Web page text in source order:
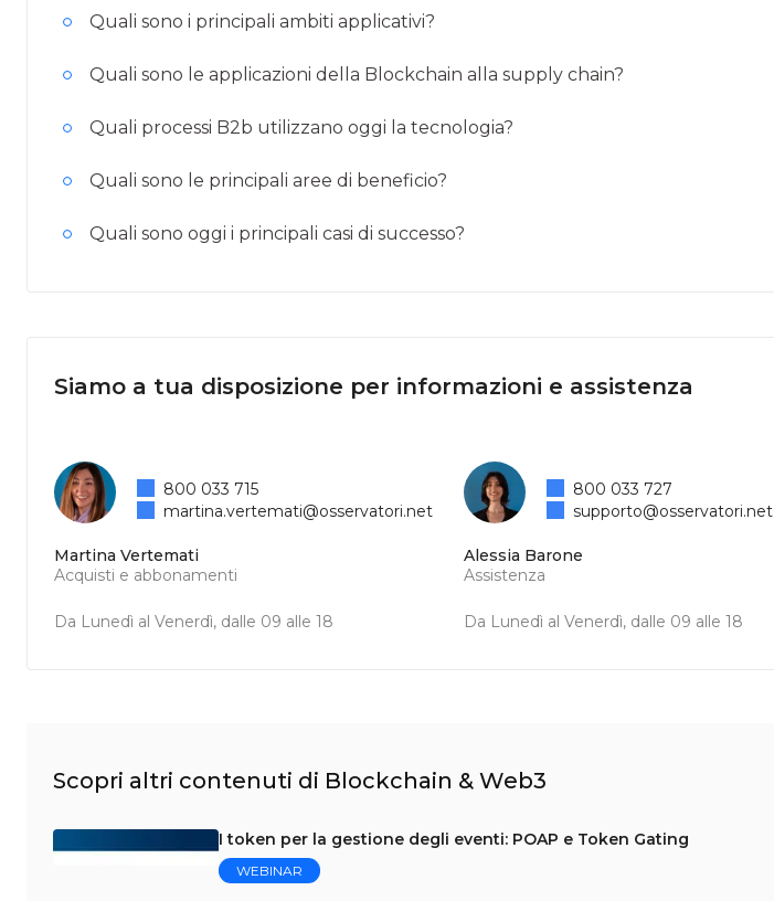
Quali sono i principali ambiti applicativi?
Quali sono le applicazioni della Blockchain alla supply chain?
Quali processi B2b utilizzano oggi la tecnologia?
Quali sono le principali aree di beneficio?
Quali sono oggi i principali casi di successo?
Siamo a tua disposizione per informazioni e assistenza
Martina Vertemati
Acquisti e abbonamenti
Da Lunedì al Venerdì, dalle 09 alle 18
800 033 715
martina.vertemati@osservatori.net
Alessia Barone
Assistenza
Da Lunedì al Venerdì, dalle 09 alle 18
800 033 727
supporto@osservatori.net
Scopri altri contenuti di Blockchain & Web3
I token per la gestione degli eventi: POAP e Token Gating
WEBINAR